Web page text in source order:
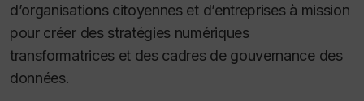
d’organisations citoyennes et d’entreprises à mission
pour créer des stratégies numériques
transformatrices et des cadres de gouvernance des
données.